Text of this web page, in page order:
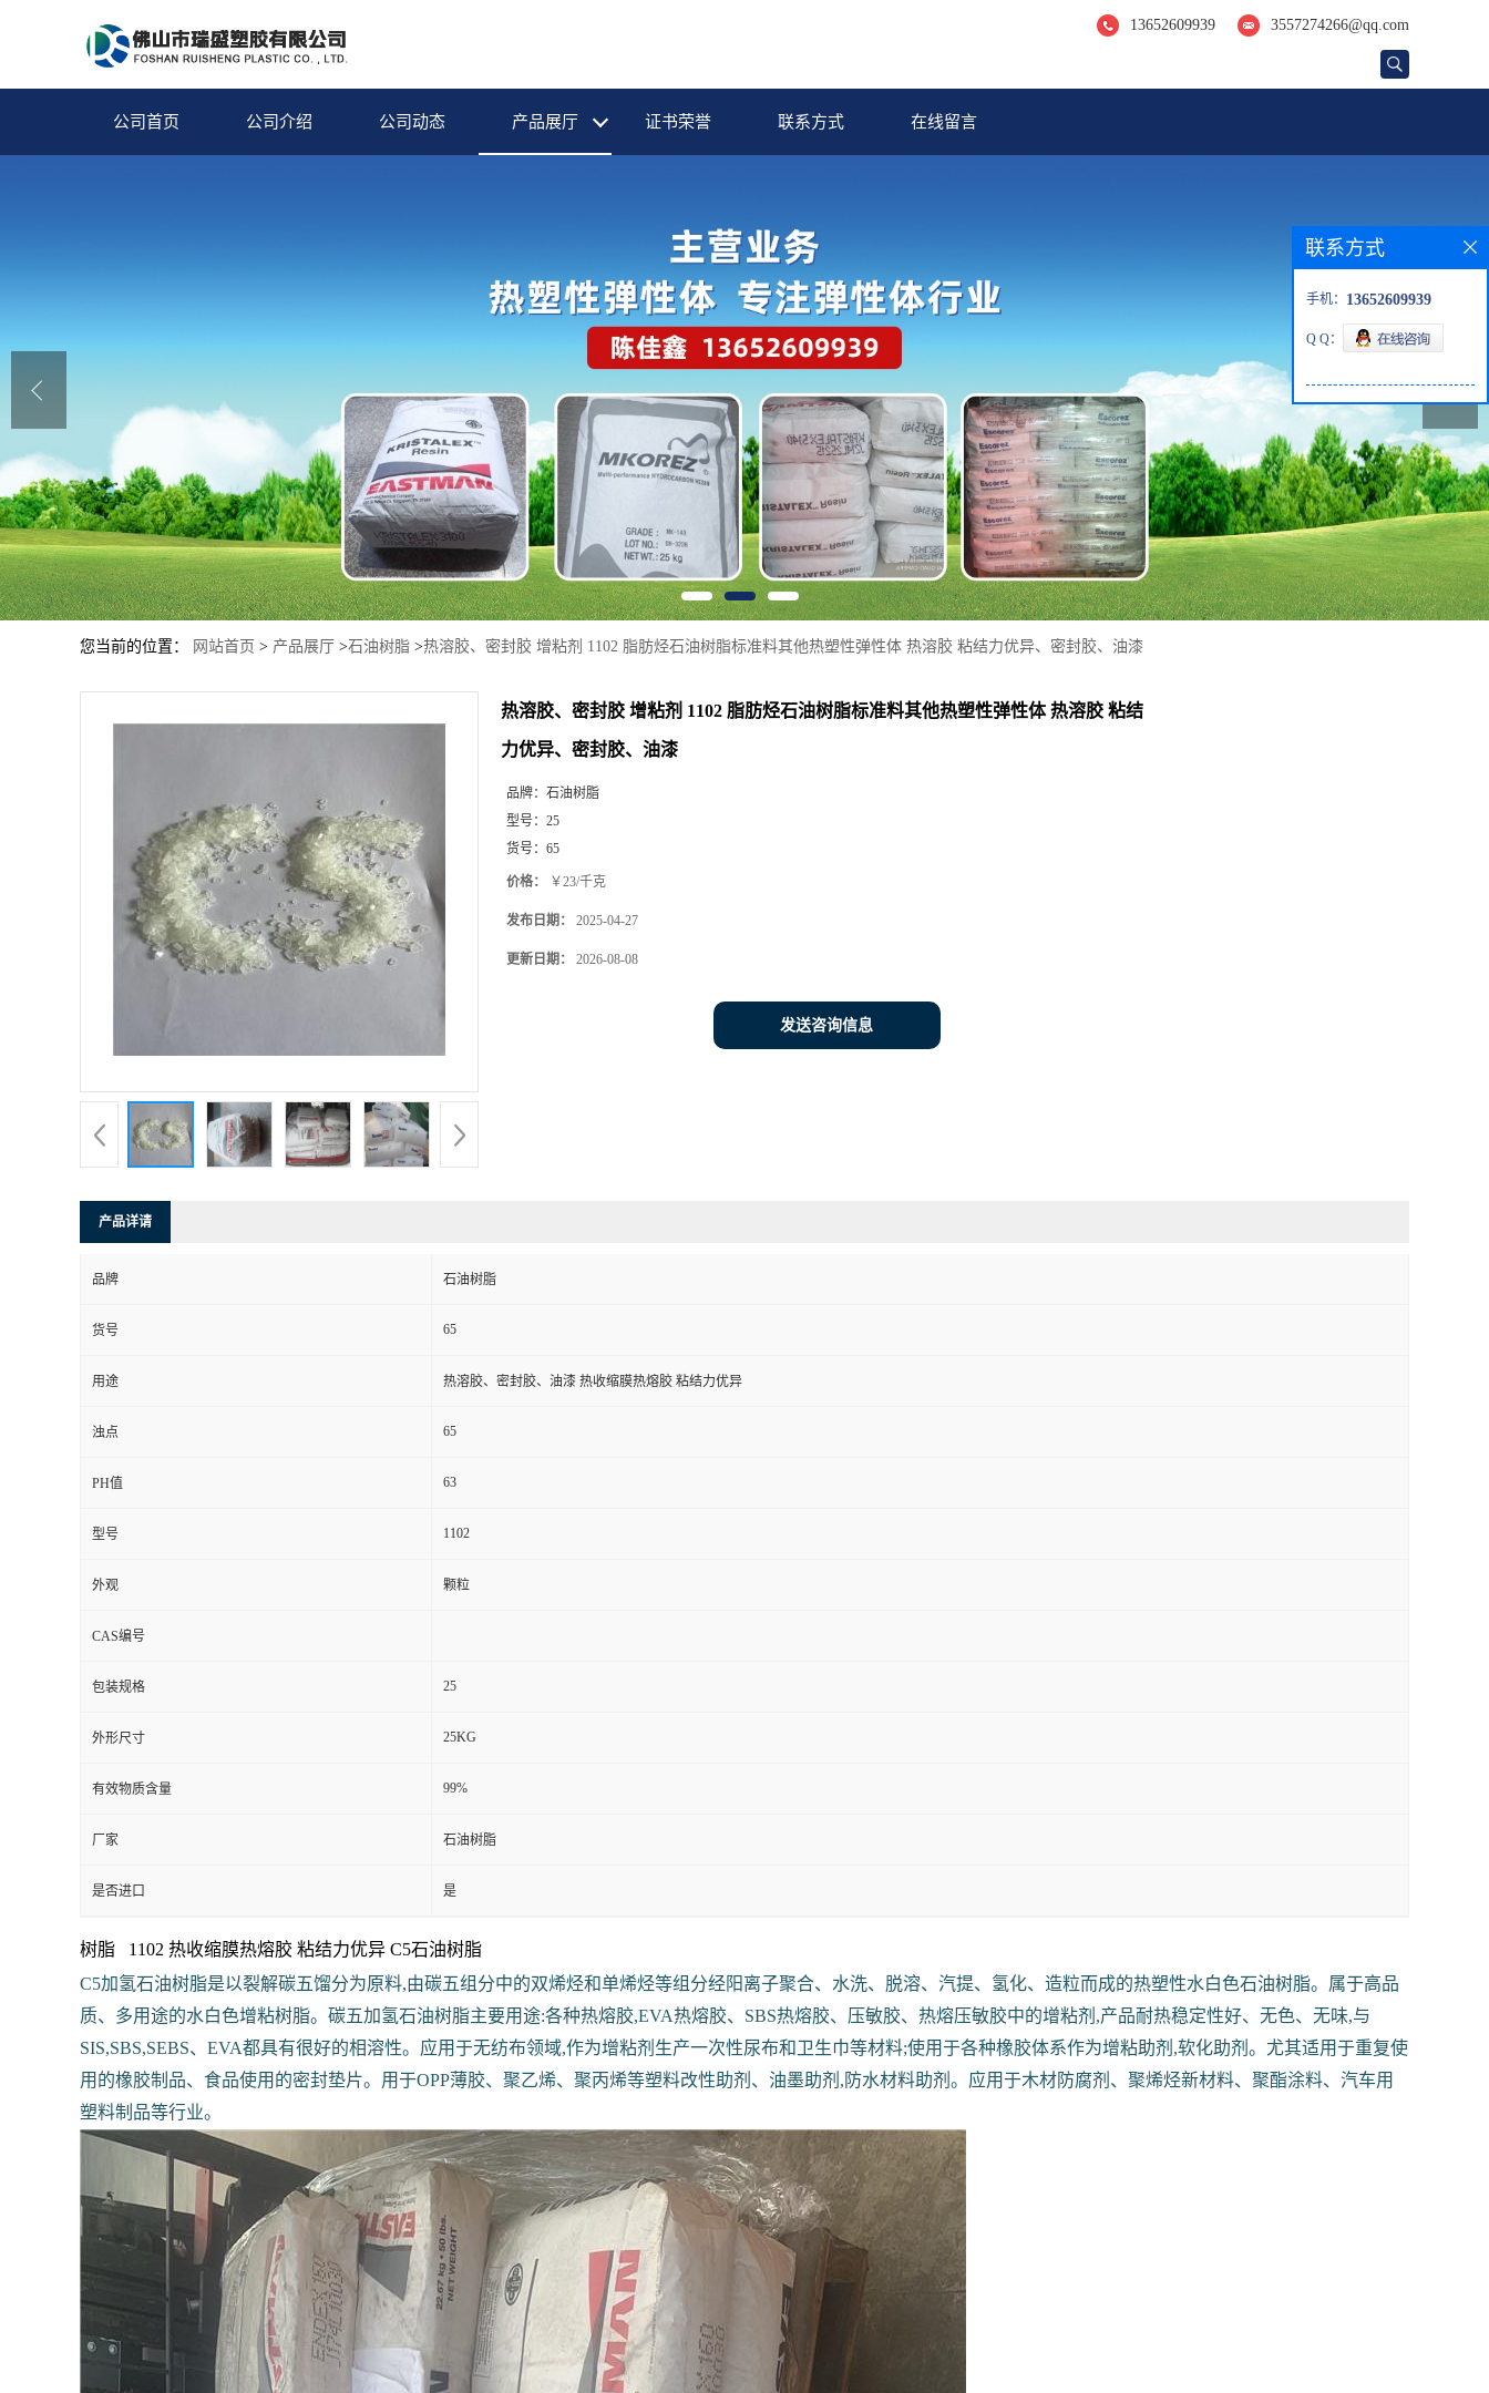
13652609939 3557274266@qq.com
公司首页 公司介绍 公司动态 产品展厅 证书荣誉 联系方式 在线留言
您当前的位置： 网站首页 > 产品展厅 >石油树脂 >热溶胶、密封胶 增粘剂 1102 脂肪烃石油树脂标准料其他热塑性弹性体 热溶胶 粘结力优异、密封胶、油漆
热溶胶、密封胶 增粘剂 1102 脂肪烃石油树脂标准料其他热塑性弹性体 热溶胶 粘结
力优异、密封胶、油漆
品牌： 石油树脂
型号： 25
货号： 65
价格： ￥23/千克
发布日期： 2025-04-27
更新日期： 2026-08-08
发送咨询信息
产品详请
品牌 石油树脂
货号 65
用途 热溶胶、密封胶、油漆 热收缩膜热熔胶 粘结力优异
浊点 65
PH值 63
型号 1102
外观 颗粒
CAS编号
包装规格 25
外形尺寸 25KG
有效物质含量 99%
厂家 石油树脂
是否进口 是
树脂 1102 热收缩膜热熔胶 粘结力优异 C5石油树脂
C5加氢石油树脂是以裂解碳五馏分为原料,由碳五组分中的双烯烃和单烯烃等组分经阳离子聚合、水洗、脱溶、汽提、氢化、造粒而成的热塑性水白色石油树脂。属于高品
质、多用途的水白色增粘树脂。碳五加氢石油树脂主要用途:各种热熔胶,EVA热熔胶、SBS热熔胶、压敏胶、热熔压敏胶中的增粘剂,产品耐热稳定性好、无色、无味,与
SIS,SBS,SEBS、EVA都具有很好的相溶性。应用于无纺布领域,作为增粘剂生产一次性尿布和卫生巾等材料;使用于各种橡胶体系作为增粘助剂,软化助剂。尤其适用于重复使
用的橡胶制品、食品使用的密封垫片。用于OPP薄胶、聚乙烯、聚丙烯等塑料改性助剂、油墨助剂,防水材料助剂。应用于木材防腐剂、聚烯烃新材料、聚酯涂料、汽车用
塑料制品等行业。
联系方式
手机： 13652609939
Q Q：